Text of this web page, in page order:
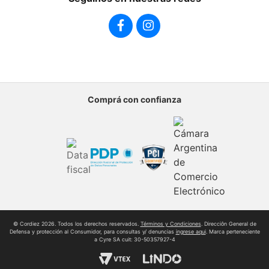
Comprá con confianza
© Cordiez 2026. Todos los derechos reservados. Términos y Condiciones. Direcciôn General de
Defensa y protección al Consumidor, para consultas y/ denuncias ingrese aqui. Marca perteneciente
a Cyre SA cuit: 30-50357927-4